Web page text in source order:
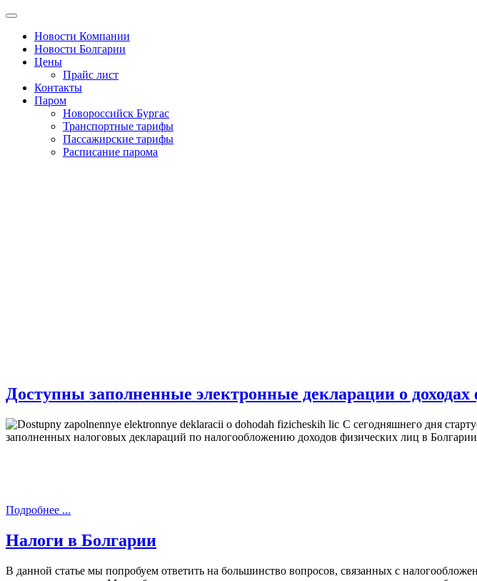
Новости Компании
Новости Болгарии
Цены
Прайс лист
Контакты
Паром
Новороссийск Бургас
Транспортные тарифы
Пассажирские тарифы
Расписание парома
Доступны заполненные электронные декларации о
С сегодняшнего дня
заполненных налоговых деклараций по налогообложению доходов физических лиц в
Подробнее ...
Налоги в Болгарии
В данной статье мы попробуем ответить на большинство вопросов, связанных с